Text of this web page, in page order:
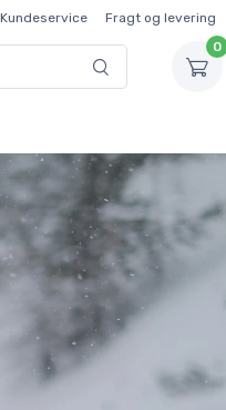
Kundeservice Fragt og levering
0